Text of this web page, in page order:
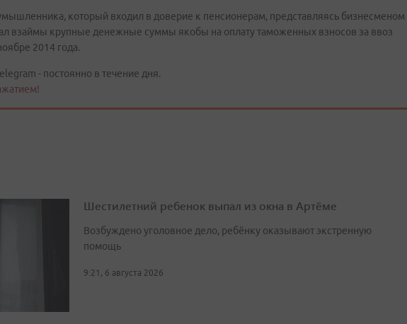
который входил в доверие к пенсионерам, представляясь бизнесменом
взаймы крупные денежные суммы якобы на оплату таможенных взносов за ввоз
2014 года.
- постоянно в течение дня.
Шестилетний ребенок выпал из окна в Артёме
Возбуждено уголовное дело, ребёнку оказывают экстренную
помощь
9:21, 6 августа 2026